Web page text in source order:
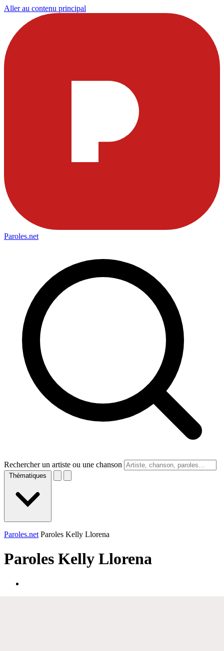
Aller au contenu principal
Paroles.net
Rechercher un artiste ou une chanson
Thématiques
Paroles.net Paroles Kelly Llorena
Paroles Kelly Llorena